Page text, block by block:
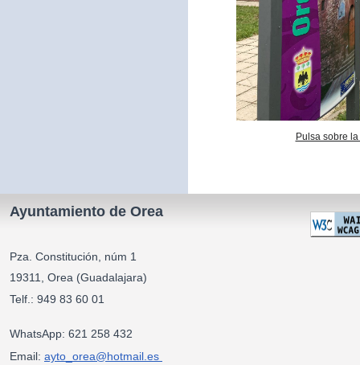
Pulsa sobre
Ayuntamiento de Orea
Pza. Constitución, núm 1
19311, Orea (Guadalajara)
Telf.: 949 83 60 01
WhatsApp: 621 258 432
Email: ayto_orea@hotmail.es